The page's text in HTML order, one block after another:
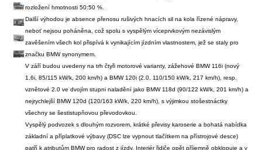
rozložení hmotnosti 50:50 %.
Další výhodou je absence přenosu rušivých hnacích sil na kola řízené nápravy,
neboť nejsou poháněna, což spolu s vyspělým víceprvkovým nezávislým
zavěšením všech kol přispívá k vynikajícím jízdním vlastnostem, jež se staly pro
značku BMW synonymem.
V září budou uvedeny na trh čtyři motorové varianty, zážehové BMW 116i (nový
1.6i, 85/115 kW/k, 200 km/h) a BMW 120i (2.0, 110/150 kW/k, 217 km/h), resp.
vznětové 2.0 ve dvojím stupni naladění jako BMW 118d (90/122 kW/k, 201 km/h) a
nejrychlejší BMW 120d (120/163 kW/k, 220 km/h), s výjimkou stošestnáctky
všechny se šestistupňovou převodovkou.
Vyspělý podvozek s dlouhým rozvorem, krátké převisy karoserie a bohatá nabídka
základní a příplatkové výbavy (DSC lze vypnout tlačítkem na přístrojové desce)
patří k atributům BMW pro radost z jízdy. Interiér řidiče opět příjemně obklopuje a v